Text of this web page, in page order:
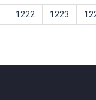
1222 1223